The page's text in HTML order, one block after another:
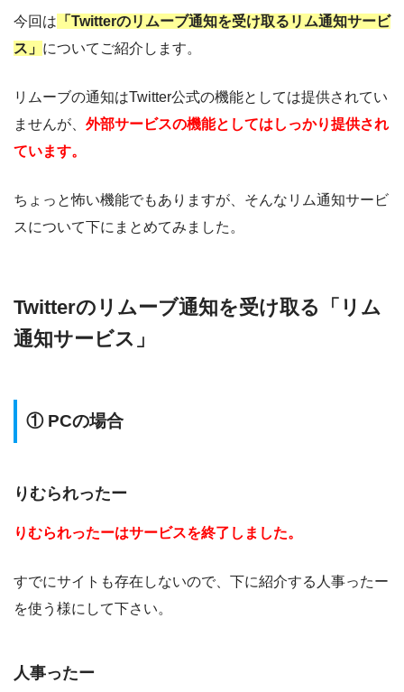
今回は 「Twitterのリムーブ通知を受け取るリム通知サービ
ス」 についてご紹介します。
リムーブの通知はTwitter公式の機能としては提供されてい
ませんが、 外部サービスの機能としてはしっかり提供され
ています。
ちょっと怖い機能でもありますが、そんなリム通知サービ
スについて下にまとめてみました。
Twitterのリムーブ通知を受け取る「リム
通知サービス」
① PCの場合
りむられったー
りむられったーはサービスを終了しました。
すでにサイトも存在しないので、下に紹介する人事ったー
を使う様にして下さい。
人事ったー